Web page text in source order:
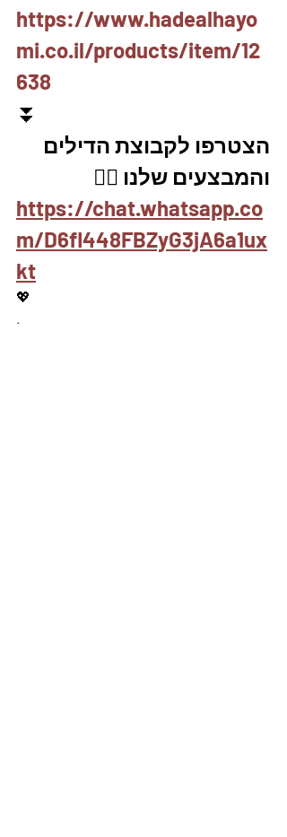
https://www.hadealhayo
mi.co.il/products/item/12
638
⏬
הצטרפו לקבוצת הדילים
והמבצעים שלנו 👇🏽
https://chat.whatsapp.co
m/D6fl448FBZyG3jA6a1ux
kt
💖
.